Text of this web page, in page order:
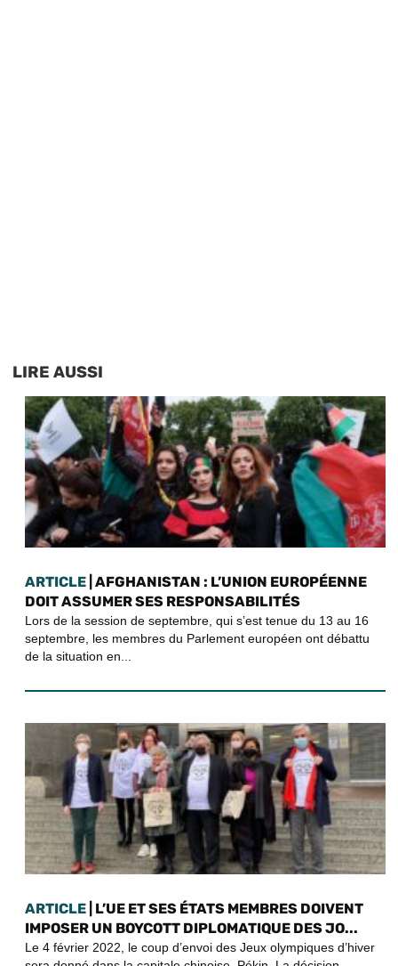
LIRE AUSSI
ARTICLE | AFGHANISTAN : L’UNION EUROPÉENNE
DOIT ASSUMER SES RESPONSABILITÉS
Lors de la session de septembre, qui s’est tenue du 13 au 16
septembre, les membres du Parlement européen ont débattu
de la situation en...
ARTICLE | L’UE ET SES ÉTATS MEMBRES DOIVENT
IMPOSER UN BOYCOTT DIPLOMATIQUE DES JO...
Le 4 février 2022, le coup d’envoi des Jeux olympiques d’hiver